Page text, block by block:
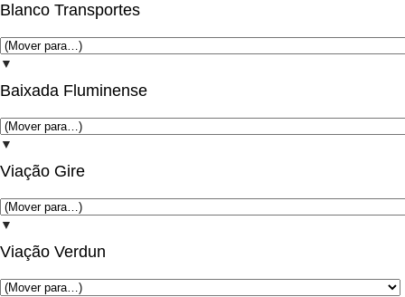
Blanco Transportes
▼
Baixada Fluminense
▼
Viação Gire
▼
Viação Verdun